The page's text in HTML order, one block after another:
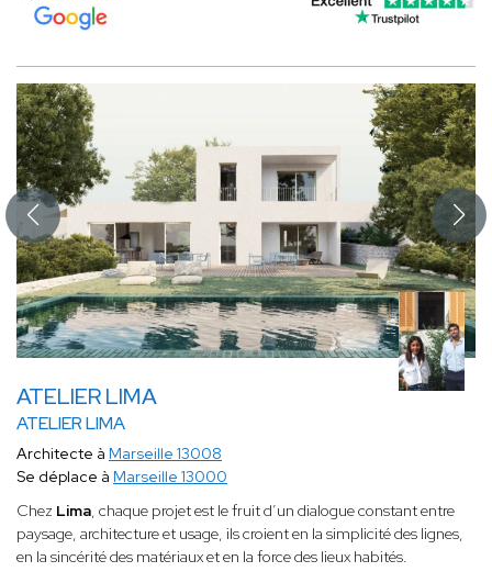
ATELIER LIMA
ATELIER LIMA
Architecte à Marseille 13008
Se déplace à Marseille 13000
Chez Lima, chaque projet est le fruit d’un dialogue constant entre
paysage, architecture et usage, ils croient en la simplicité des lignes,
en la sincérité des matériaux et en la force des lieux habités.